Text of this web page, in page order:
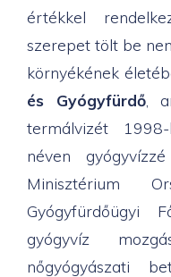
értékkel
szerepet tölt be
környékének
és Gyógyfürdő ,
termálvizét 1998-
néven
Minisztérium
Gyógyfürdőügyi
gyógyvíz
nőgyógyászati